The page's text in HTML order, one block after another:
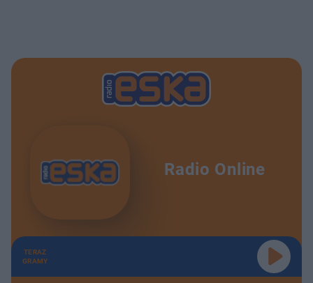
Radio Online
TERAZ
GRAMY